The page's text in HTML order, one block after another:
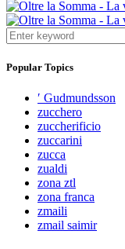
Popular Topics
′ Gudmundsson
zucchero
zuccherificio
zuccarini
zucca
zualdi
zona ztl
zona franca
zmaili
zmail saimir